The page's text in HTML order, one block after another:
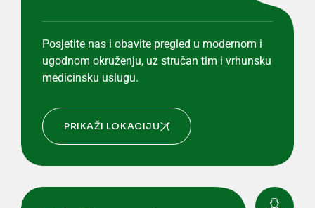
Posjetite nas i obavite pregled u modernom i
ugodnom okruženju, uz stručan tim i vrhunsku
medicinsku uslugu.
PRIKAŽI LOKACIJU